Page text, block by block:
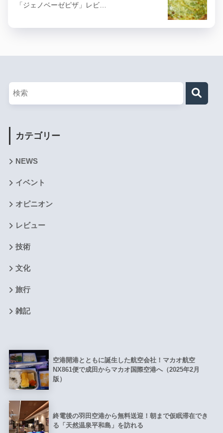
「ジェノベーゼピザ」レビ…
カテゴリー
NEWS
イベント
オピニオン
レビュー
技術
文化
旅行
雑記
空港開港とともに誕生した航空会社！マカオ航空
NX861便で成田からマカオ国際空港へ（2025年2月
版）
終電後の羽田空港から無料送迎！朝まで仮眠滞在でき
る「天然温泉平和島」を訪れる